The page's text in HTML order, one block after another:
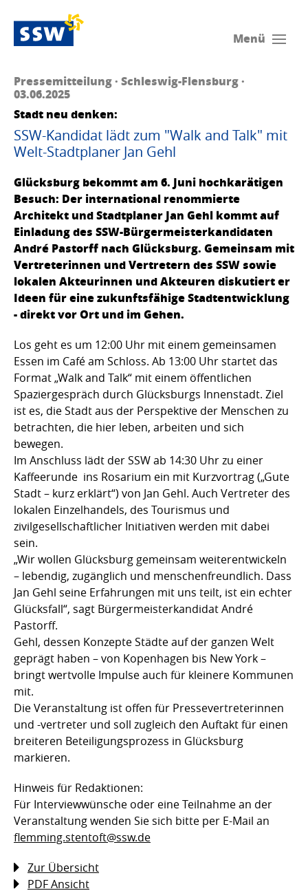
Menü
Pressemitteilung · Schleswig-Flensburg ·
03.06.2025
Stadt neu denken:
SSW-Kandidat lädt zum "Walk and Talk" mit
Welt-Stadtplaner Jan Gehl
Glücksburg bekommt am 6. Juni hochkarätigen
Besuch: Der international renommierte
Architekt und Stadtplaner Jan Gehl kommt auf
Einladung des SSW-Bürgermeisterkandidaten
André Pastorff nach Glücksburg. Gemeinsam mit
Vertreterinnen und Vertretern des SSW sowie
lokalen Akteurinnen und Akteuren diskutiert er
Ideen für eine zukunftsfähige Stadtentwicklung
- direkt vor Ort und im Gehen.
Los geht es um 12:00 Uhr mit einem gemeinsamen
Essen im Café am Schloss. Ab 13:00 Uhr startet das
Format „Walk and Talk“ mit einem öffentlichen
Spaziergespräch durch Glücksburgs Innenstadt. Ziel
ist es, die Stadt aus der Perspektive der Menschen zu
betrachten, die hier leben, arbeiten und sich
bewegen.
Im Anschluss lädt der SSW ab 14:30 Uhr zu einer
Kaffeerunde ins Rosarium ein mit Kurzvortrag („Gute
Stadt – kurz erklärt“) von Jan Gehl. Auch Vertreter des
lokalen Einzelhandels, des Tourismus und
zivilgesellschaftlicher Initiativen werden mit dabei
sein.
„Wir wollen Glücksburg gemeinsam weiterentwickeln
– lebendig, zugänglich und menschenfreundlich. Dass
Jan Gehl seine Erfahrungen mit uns teilt, ist ein echter
Glücksfall“, sagt Bürgermeisterkandidat André
Pastorff.
Gehl, dessen Konzepte Städte auf der ganzen Welt
geprägt haben – von Kopenhagen bis New York –
bringt wertvolle Impulse auch für kleinere Kommunen
mit.
Die Veranstaltung ist offen für Pressevertreterinnen
und -vertreter und soll zugleich den Auftakt für einen
breiteren Beteiligungsprozess in Glücksburg
markieren.
Hinweis für Redaktionen:
Für Interviewwünsche oder eine Teilnahme an der
Veranstaltung wenden Sie sich bitte per E-Mail an
flemming.stentoft@ssw.de
Zur Übersicht
PDF Ansicht